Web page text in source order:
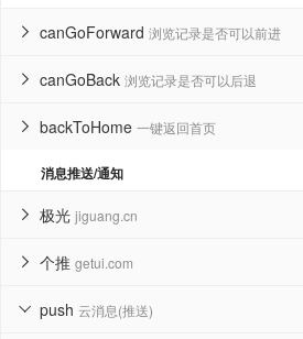
canGoForward 浏览记录是否可以前进

canGoBack 浏览记录是否可以后退

backToHome 一键返回首页

消息推送/通知
极光 jiguang.cn

个推 getui.com

push 云消息(推送)
